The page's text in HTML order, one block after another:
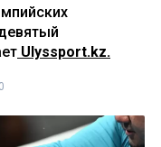
Ulyssport.kz.